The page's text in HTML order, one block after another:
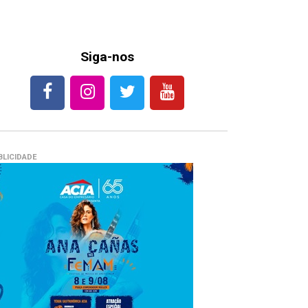
Siga-nos